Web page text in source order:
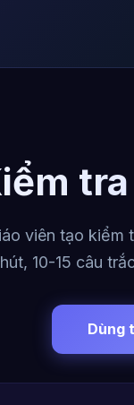
viên tạo kiểm
10-15 câu
Dùng